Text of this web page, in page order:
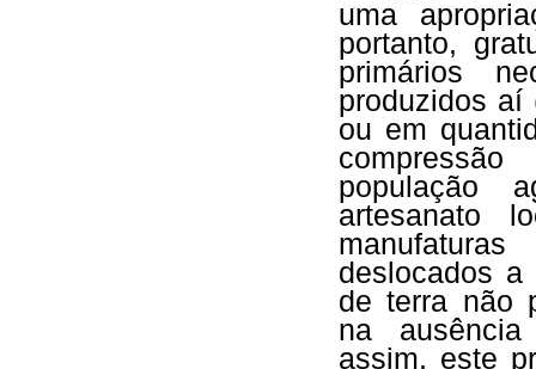
uma
portanto,
primários
produzidos aí
ou em
população
artesanato
deslocados a
de terra não
na
assim, este